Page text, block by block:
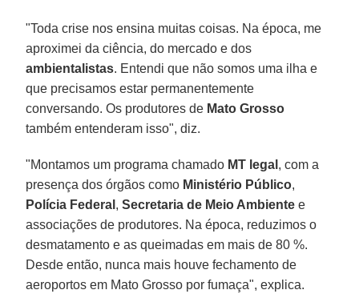
"Toda crise nos ensina muitas coisas. Na época, me
aproximei da ciência, do mercado e dos
ambientalistas. Entendi que não somos uma ilha e
que precisamos estar permanentemente
conversando. Os produtores de Mato Grosso
também entenderam isso", diz.
"Montamos um programa chamado MT legal , com a
presença dos órgãos como Ministério Público,
Polícia Federal ,Secretaria de Meio Ambiente e
associações de produtores. Na época, reduzimos o
desmatamento e as queimadas em mais de 80 %.
Desde então, nunca mais houve fechamento de
aeroportos em Mato Grosso por fumaça", explica.